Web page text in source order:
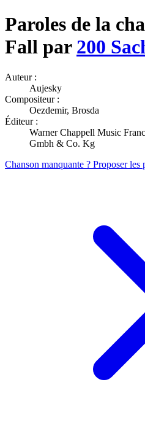
Paroles de la
Fall par 200
Auteur :
Aujesky
Compositeur :
Oezdemir, Brosda
Éditeur :
Warner Chappell Music
Gmbh & Co. Kg
Chanson manquante ? Proposer les